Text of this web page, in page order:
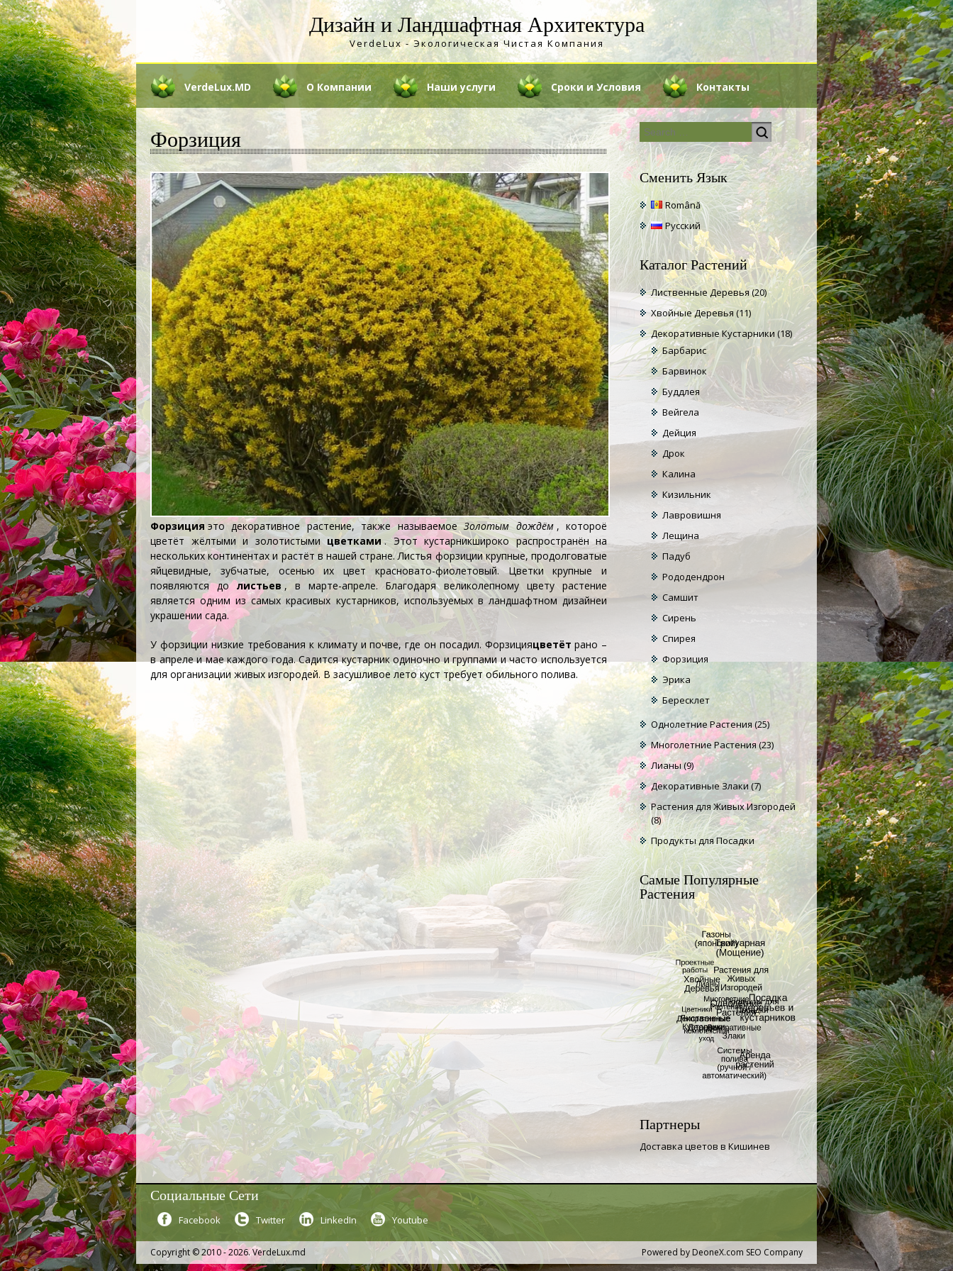
Дизайн и Ландшафтная Архитектура
VerdeLux - Экологическая Чистая Компания
VerdeLux.MD О Компании Наши услуги Сроки и Условия Контакты
Форзиция
Форзиция это декоративное растение, также называемоеЗолотым дождём , котороё
цветёт жёлтыми и золотистымицветками . Этоткустарникшироко распространён на
нескольких континентах и растёт в нашей стране. Листья форзиции крупные, продолговатые
яйцевидные, зубчатые, осенью их цвет красновато-фиолетовый. Цветки крупные и
появляются долистьев , в марте-апреле. Благодаря великолепному цвету растение
является одним из самых красивых кустарников, используемых вландшафтном дизайнеи
украшении сада.
У форзиции низкие требования к климату и почве, где он посадил.Форзицияцветёт рано –
в апреле и мае каждого года. Садится кустарник одиночно и группами и часто используется
для организацииживых изгородей. В засушливое лето куст требует обильного полива.
Сменить Язык
Română
Русский
Каталог Растений
Лиственные Деревья (20)
Хвойные Деревья (11)
Декоративные Кустарники (18)
Барбарис
Барвинок
Буддлея
Вейгела
Дейция
Дрок
Калина
Кизильник
Лавровишня
Лещина
Падуб
Рододендрон
Самшит
Сирень
Спирея
Форзиция
Эрика
Бересклет
Однолетние Растения (25)
Многолетние Растения(23)
Лианы(9)
Декоративные Злаки (7)
Растения для Живых Изгородей
(8)
Продукты для Посадки
Самые Популярные
Растения
Партнеры
Доставка цветов в Кишинев
Социальные Сети
Facebook Twitter LinkedIn Youtube
Copyright © 2010 - 2026. VerdeLux.md Powered byDeoneX.com SEO Company